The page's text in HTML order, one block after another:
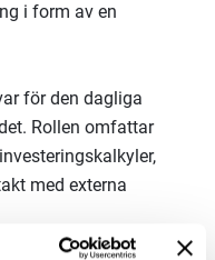
i form av en
för den dagliga
Rollen omfattar
med externa